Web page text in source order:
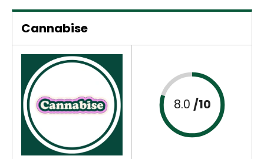
Cannabise
8.0 /10